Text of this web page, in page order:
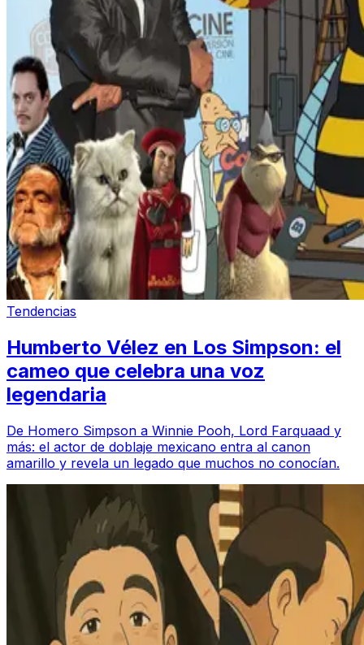
Tendencias
Humberto Vélez en Los Simpson: el
cameo que celebra una voz
legendaria
De Homero Simpson a Winnie Pooh, Lord Farquaad y
más: el actor de doblaje mexicano entra al canon
amarillo y revela un legado que muchos no conocían.